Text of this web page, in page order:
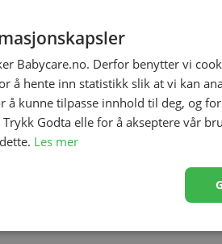
Babycare.no. Derfor benytter vi
å hente inn statistikk slik at vi kan
å kunne tilpasse innhold til deg, og
Godta elle for å akseptere vår
Les mer